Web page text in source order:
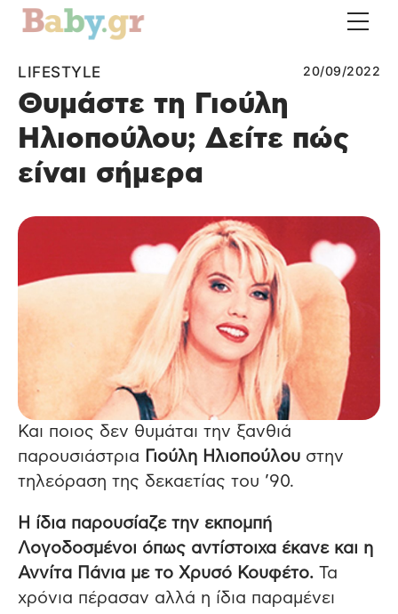
LIFESTYLE 20/09/2022
Θυμάστε τη Γιούλη
Ηλιοπούλου; Δείτε πώς
είναι σήμερα
Και ποιος δεν θυμάται την ξανθιά
παρουσιάστρια
Γιούλη Ηλιοπούλου στην
τηλεόραση της δεκαετίας του ’90.
Η ίδια παρουσίαζε την εκπομπή
Λογοδοσμένοι όπως αντίστοιχα έκανε και η
Αννίτα Πάνια με το Χρυσό Κουφέτο. Τα
χρόνια πέρασαν αλλά η ίδια παραμένει